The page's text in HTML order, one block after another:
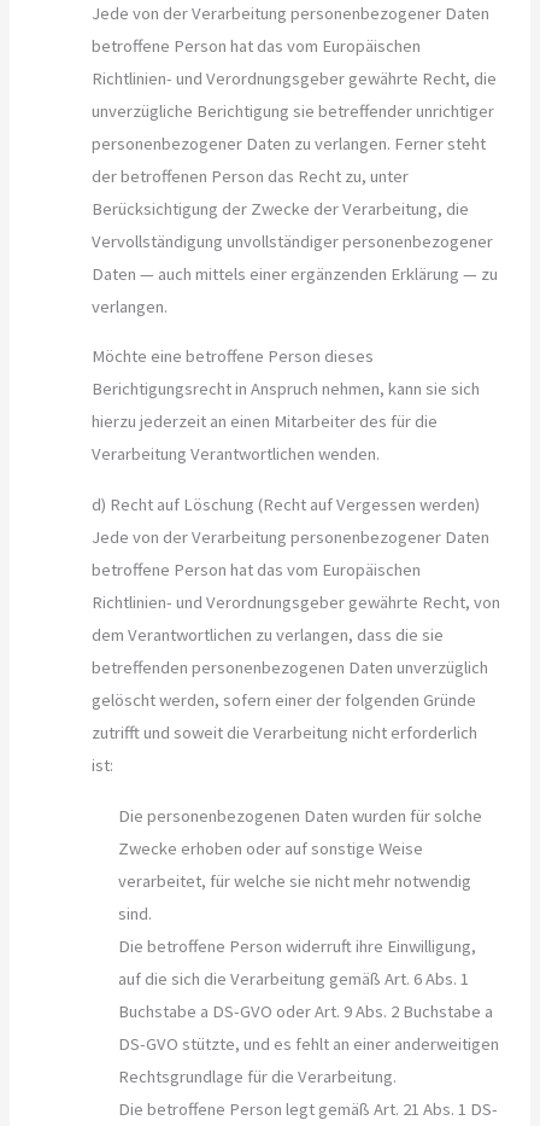
Jede von der Verarbeitung personenbezogener Daten
betroffene Person hat das vom Europäischen
Richtlinien- und Verordnungsgeber gewährte Recht, die
unverzügliche Berichtigung sie betreffender unrichtiger
personenbezogener Daten zu verlangen. Ferner steht
der betroffenen Person das Recht zu, unter
Berücksichtigung der Zwecke der Verarbeitung, die
Vervollständigung unvollständiger personenbezogener
Daten — auch mittels einer ergänzenden Erklärung — zu
verlangen.
Möchte eine betroffene Person dieses
Berichtigungsrecht in Anspruch nehmen, kann sie sich
hierzu jederzeit an einen Mitarbeiter des für die
Verarbeitung Verantwortlichen wenden.
d) Recht auf Löschung (Recht auf Vergessen werden)
Jede von der Verarbeitung personenbezogener Daten
betroffene Person hat das vom Europäischen
Richtlinien- und Verordnungsgeber gewährte Recht, von
dem Verantwortlichen zu verlangen, dass die sie
betreffenden personenbezogenen Daten unverzüglich
gelöscht werden, sofern einer der folgenden Gründe
zutrifft und soweit die Verarbeitung nicht erforderlich
ist:
Die personenbezogenen Daten wurden für solche
Zwecke erhoben oder auf sonstige Weise
verarbeitet, für welche sie nicht mehr notwendig
sind.
Die betroffene Person widerruft ihre Einwilligung,
auf die sich die Verarbeitung gemäß Art. 6 Abs. 1
Buchstabe a DS-GVO oder Art. 9 Abs. 2 Buchstabe a
DS-GVO stützte, und es fehlt an einer anderweitigen
Rechtsgrundlage für die Verarbeitung.
Die betroffene Person legt gemäß Art. 21 Abs. 1 DS-